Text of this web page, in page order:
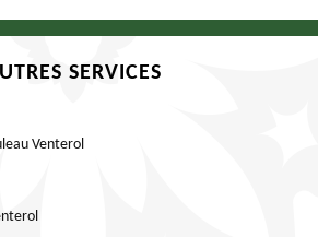
SERVICES
Venterol